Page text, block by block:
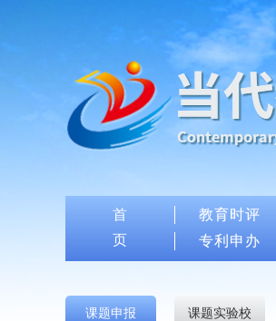
首
页
教育时评
专利申办
课题申报 课题实验校